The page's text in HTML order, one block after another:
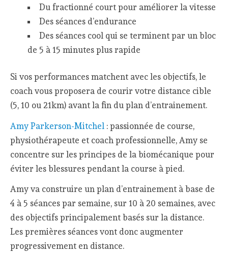
Du fractionné court pour améliorer la vitesse
Des séances d’endurance
Des séances cool qui se terminent par un bloc
de 5 à 15 minutes plus rapide
Si vos performances matchent avec les objectifs, le
coach vous proposera de courir votre distance cible
(5, 10 ou 21km) avant la fin du plan d’entrainement.
Amy Parkerson-Mitchel : passionnée de course,
physiothérapeute et coach professionnelle, Amy se
concentre sur les principes de la biomécanique pour
éviter les blessures pendant la course à pied.
Amy va construire un plan d’entrainement à base de
4 à 5 séances par semaine, sur 10 à 20 semaines, avec
des objectifs principalement basés sur la distance.
Les premières séances vont donc augmenter
progressivement en distance.